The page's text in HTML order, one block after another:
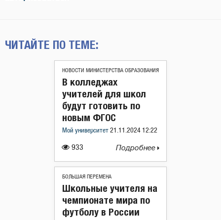
ЧИТАЙТЕ ПО ТЕМЕ:
НОВОСТИ МИНИСТЕРСТВА ОБРАЗОВАНИЯ
933
В колледжах
учителей для школ
будут готовить по
новым ФГОС
Мой университет 21.11.2024 12:22
Подробнее
БОЛЬШАЯ ПЕРЕМЕНА
Школьные учителя на
чемпионате мира по
футболу в России